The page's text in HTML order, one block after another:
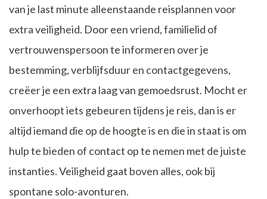
van je last minute alleenstaande reisplannen voor
extra veiligheid. Door een vriend, familielid of
vertrouwenspersoon te informeren over je
bestemming, verblijfsduur en contactgegevens,
creëer je een extra laag van gemoedsrust. Mocht er
onverhoopt iets gebeuren tijdens je reis, dan is er
altijd iemand die op de hoogte is en die in staat is om
hulp te bieden of contact op te nemen met de juiste
instanties. Veiligheid gaat boven alles, ook bij
spontane solo-avonturen.